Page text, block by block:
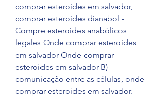
comprar esteroides em salvador,
comprar esteroides dianabol -
Compre esteroides anabólicos
legales Onde comprar esteroides
em salvador Onde comprar
esteroides em salvador B)
comunicação entre as células, onde
comprar esteroides em salvador.